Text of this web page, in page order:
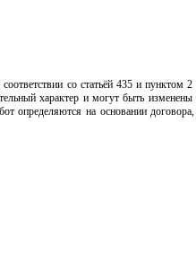
со статьёй 435 и пунктом
характер и могут быть
определяются на основании